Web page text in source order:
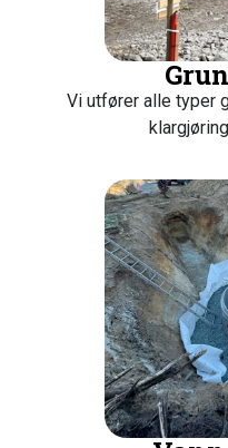
Vi utfører alle typer